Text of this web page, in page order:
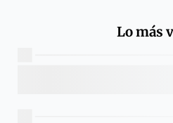
Lo más